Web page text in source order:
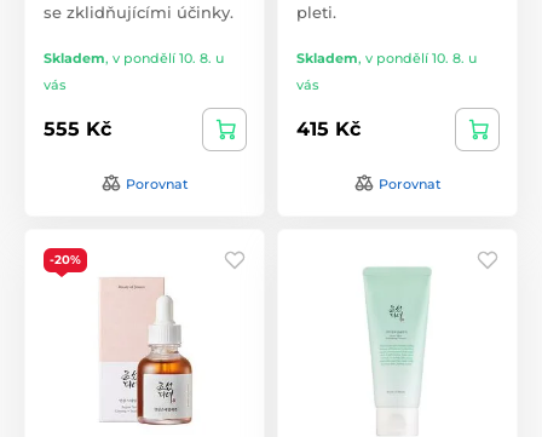
se zklidňujícími účinky.
Skladem, v pondělí 10. 8. u
vás
555 Kč
Porovnat
pleti.
Skladem, v pondělí 10. 8. u
vás
415 Kč
Porovnat
-20%